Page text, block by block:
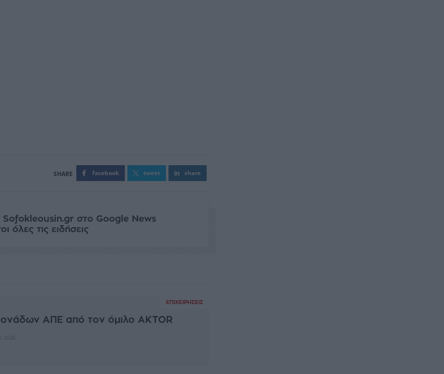
facebook tweet share
Sofokleousin.gr στο Google News
όλες τις ειδήσεις
ΕΠΙΧΕΙΡΉΣΕΙΣ
ΑΠΕ από τον όμιλο AKTOR